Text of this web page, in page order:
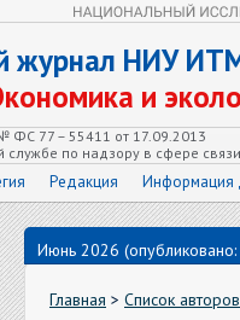
журнал НИУ
и
ФС 77 – 55411 от 17.09.2013
по надзору в сфере
Редакция Информация
Июнь 2026
Главная > Список авторов